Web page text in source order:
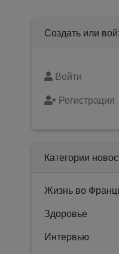
Создать или
Войти
Регистрация
Категории
Жизнь во
Здоровье
Интервью